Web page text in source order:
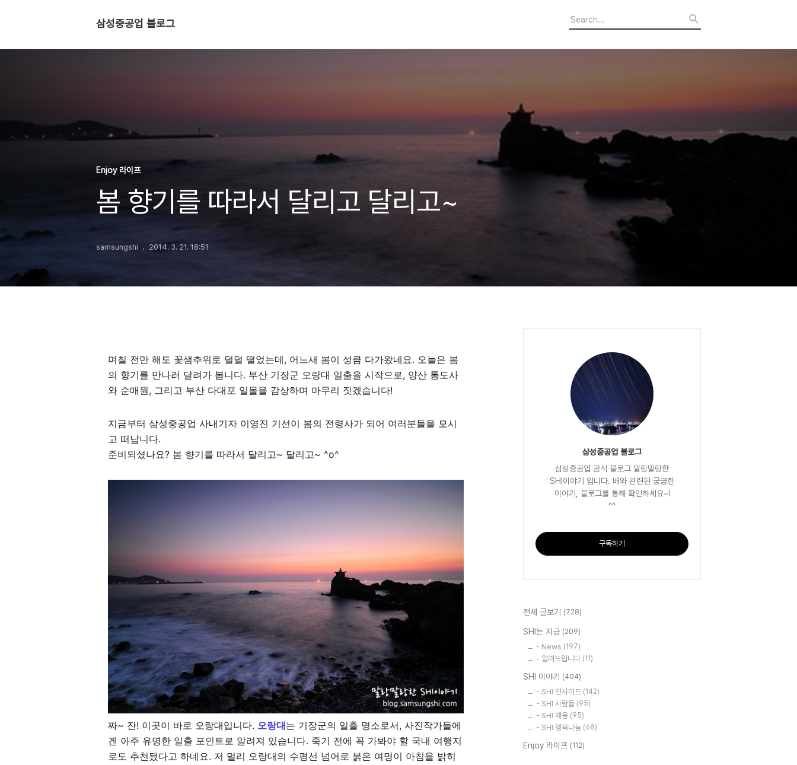
삼성중공업 블로그
Enjoy 라이프
봄 향기를 따라서 달리고 달리고~
samsungshi 2014. 3. 21. 18:51
며칠 전만 해도 꽃샘추위로 덜덜 떨었는데, 어느새 봄이 성큼 다가왔네요. 오늘은 봄
의 향기를 만나러 달려가 봅니다. 부산 기장군 오랑대 일출을 시작으로, 양산 통도사
와 순매원, 그리고 부산 다대포 일몰을 감상하며 마무리 짓겠습니다!
지금부터 삼성중공업 사내기자 이영진 기선이 봄의 전령사가 되어 여러분들을 모시
고 떠납니다.
준비되셨나요? 봄 향기를 따라서 달리고~ 달리고~ ^o^
짜~ 잔! 이곳이 바로 오랑대입니다. 오랑대는 기장군의 일출 명소로서, 사진작가들에
겐 아주 유명한 일출 포인트로 알려져 있습니다. 죽기 전에 꼭 가봐야 할 국내 여행지
로도 추천됐다고 하네요. 저 멀리 오랑대의 수평선 넘어로 붉은 여명이 아침을 밝히
삼성중공업 블로그
삼성중공업 공식 블로그 말랑말랑한
SHI이야기 입니다. 배와 관련된 궁금한
이야기, 블로그를 통해 확인하세요~!
^^
구독하기
전체 글보기 (728)
SHI는 지금 (209)
- News (197)
- 알려드립니다 (11)
SHI 이야기 (404)
- SHI 인사이드 (142)
- SHI 사람들 (95)
- SHI 채용 (95)
- SHI 행복나눔 (68)
Enjoy 라이프 (112)